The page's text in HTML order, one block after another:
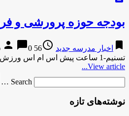
بودجه حوزه پرورشی و فرهنگی
bookmark اخبار مدرسه جدید access_time
56 years ago
person chat_bubble0
تسنیم-1 ساعت پیش اس ام اس ورزش و زندگی
View article...
Search …
نوشته‌های تازه